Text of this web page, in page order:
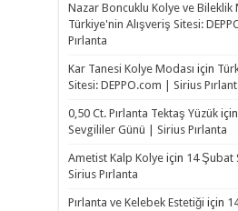
Nazar Boncuklu Kolye ve Bileklik
Türkiye'nin Alışveriş Sitesi:
Pırlanta
Kar Tanesi Kolye Modası için
Sitesi: DEPPO.com | Sirius
0,50 Ct. Pırlanta Tektaş Yüzükiçin
Sevgililer Günü | Sirius Pırlanta
Ametist Kalp Kolyeiçin 14 Şubat
Sirius Pırlanta
Pırlanta ve Kelebek Estetiği için